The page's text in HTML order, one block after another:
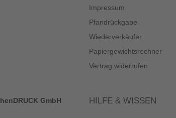
Impressum
Pfandrückgabe
Wiederverkäufer
Papiergewichtsrechner
Vertrag widerrufen
GmbH HILFE & WISSEN